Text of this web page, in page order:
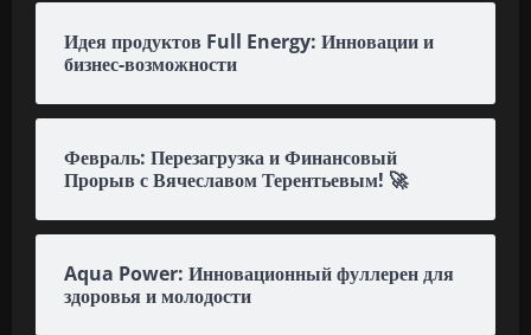
Идея продуктов Full Energy: Инновации и
бизнес-возможности
Февраль: Перезагрузка и Финансовый
Прорыв с Вячеславом Терентьевым! 🚀
Aqua Power: Инновационный фуллерен для
здоровья и молодости